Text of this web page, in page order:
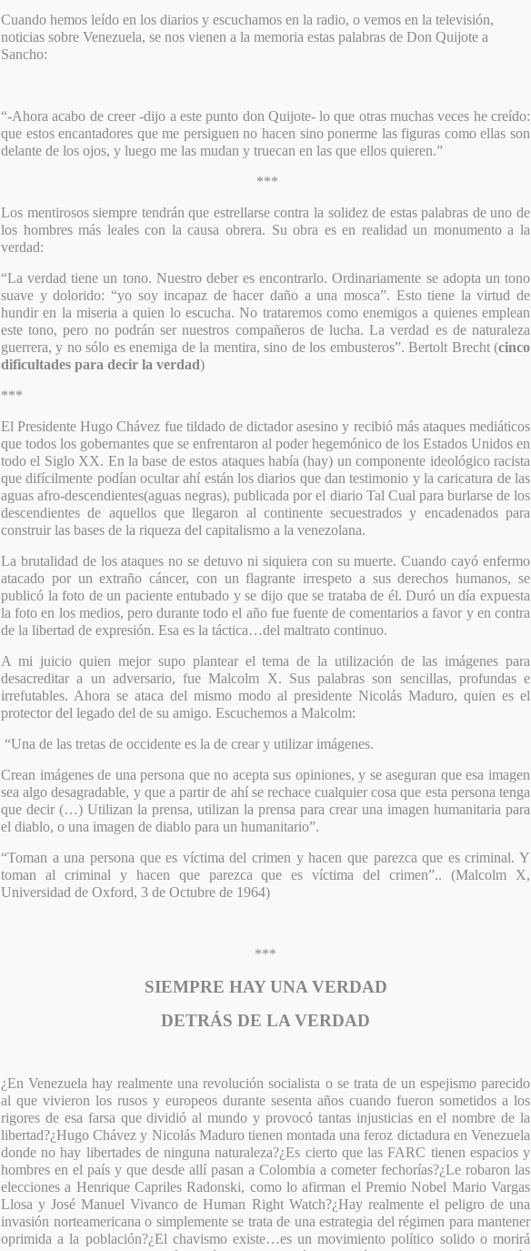
Cuando hemos leído en los diarios y escuchamos en la radio, o vemos en la televisión,
noticias sobre Venezuela, se nos vienen a la memoria estas palabras de Don Quijote a
Sancho:
“-Ahora acabo de creer -dijo a este punto don Quijote- lo que otras muchas veces he creído:
que estos encantadores que me persiguen no hacen sino ponerme las figuras como ellas son
delante de los ojos, y luego me las mudan y truecan en las que ellos quieren.”
***
Los mentirosos siempre tendrán que estrellarse contra la solidez de estas palabras de uno de
los hombres más leales con la causa obrera. Su obra es en realidad un monumento a la
verdad:
“La verdad tiene un tono. Nuestro deber es encontrarlo. Ordinariamente se adopta un tono
suave y dolorido: “yo soy incapaz de hacer daño a una mosca”. Esto tiene la virtud de
hundir en la miseria a quien lo escucha. No trataremos como enemigos a quienes emplean
este tono, pero no podrán ser nuestros compañeros de lucha. La verdad es de naturaleza
guerrera, y no sólo es enemiga de la mentira, sino de los embusteros”. Bertolt Brecht (cinco
dificultades para decir la verdad)
***
El Presidente Hugo Chávez fue tildado de dictador asesino y recibió más ataques mediáticos
que todos los gobernantes que se enfrentaron al poder hegemónico de los Estados Unidos en
todo el Siglo XX. En la base de estos ataques había (hay) un componente ideológico racista
que difícilmente podían ocultar ahí están los diarios que dan testimonio y la caricatura de las
aguas afro-descendientes(aguas negras), publicada por el diario Tal Cual para burlarse de los
descendientes de aquellos que llegaron al continente secuestrados y encadenados para
construir las bases de la riqueza del capitalismo a la venezolana.
La brutalidad de los ataques no se detuvo ni siquiera con su muerte. Cuando cayó enfermo
atacado por un extraño cáncer, con un flagrante irrespeto a sus derechos humanos, se
publicó la foto de un paciente entubado y se dijo que se trataba de él. Duró un día expuesta
la foto en los medios, pero durante todo el año fue fuente de comentarios a favor y en contra
de la libertad de expresión. Esa es la táctica…del maltrato continuo.
A mi juicio quien mejor supo plantear el tema de la utilización de las imágenes para
desacreditar a un adversario, fue Malcolm X. Sus palabras son sencillas, profundas e
irrefutables. Ahora se ataca del mismo modo al presidente Nicolás Maduro, quien es el
protector del legado del de su amigo. Escuchemos a Malcolm:
“Una de las tretas de occidente es la de crear y utilizar imágenes.
Crean imágenes de una persona que no acepta sus opiniones, y se aseguran que esa imagen
sea algo desagradable, y que a partir de ahí se rechace cualquier cosa que esta persona tenga
que decir (…) Utilizan la prensa, utilizan la prensa para crear una imagen humanitaria para
el diablo, o una imagen de diablo para un humanitario”.
“Toman a una persona que es víctima del crimen y hacen que parezca que es criminal. Y
toman al criminal y hacen que parezca que es víctima del crimen”.. (Malcolm X,
Universidad de Oxford, 3 de Octubre de 1964)
***
SIEMPRE HAY UNA VERDAD
DETRÁS DE LA VERDAD
¿En Venezuela hay realmente una revolución socialista o se trata de un espejismo parecido
al que vivieron los rusos y europeos durante sesenta años cuando fueron sometidos a los
rigores de esa farsa que dividió al mundo y provocó tantas injusticias en el nombre de la
libertad?¿Hugo Chávez y Nicolás Maduro tienen montada una feroz dictadura en Venezuela
donde no hay libertades de ninguna naturaleza?¿Es cierto que las FARC tienen espacios y
hombres en el país y que desde allí pasan a Colombia a cometer fechorías?¿Le robaron las
elecciones a Henrique Capriles Radonski, como lo afirman el Premio Nobel Mario Vargas
Llosa y José Manuel Vivanco de Human Right Watch?¿Hay realmente el peligro de una
invasión norteamericana o simplemente se trata de una estrategia del régimen para mantener
oprimida a la población?¿El chavismo existe…es un movimiento político solido o morirá